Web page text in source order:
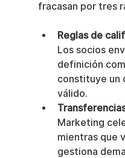
fracasan por tres
Reglas de
Los socios
definición
constituye un
válido.
Marketing
mientras que
gestiona